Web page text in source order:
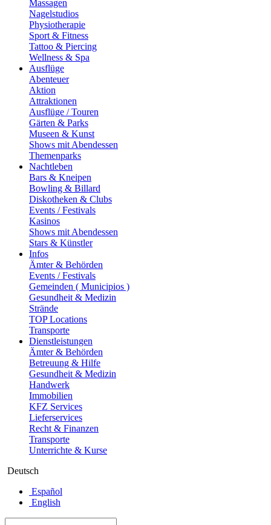
Massagen
Nagelstudios
Physiotherapie
Sport & Fitness
Tattoo & Piercing
Wellness & Spa
Ausflüge
Abenteuer
Aktion
Attraktionen
Ausflüge / Touren
Gärten & Parks
Museen & Kunst
Shows mit Abendessen
Themenparks
Nachtleben
Bars & Kneipen
Bowling & Billard
Diskotheken & Clubs
Events / Festivals
Kasinos
Shows mit Abendessen
Stars & Künstler
Infos
Ämter & Behörden
Events / Festivals
Gemeinden ( Municipios )
Gesundheit & Medizin
Strände
TOP Locations
Transporte
Dienstleistungen
Ämter & Behörden
Betreuung & Hilfe
Gesundheit & Medizin
Handwerk
Immobilien
KFZ Services
Lieferservices
Recht & Finanzen
Transporte
Unterrichte & Kurse
Deutsch
Español
English